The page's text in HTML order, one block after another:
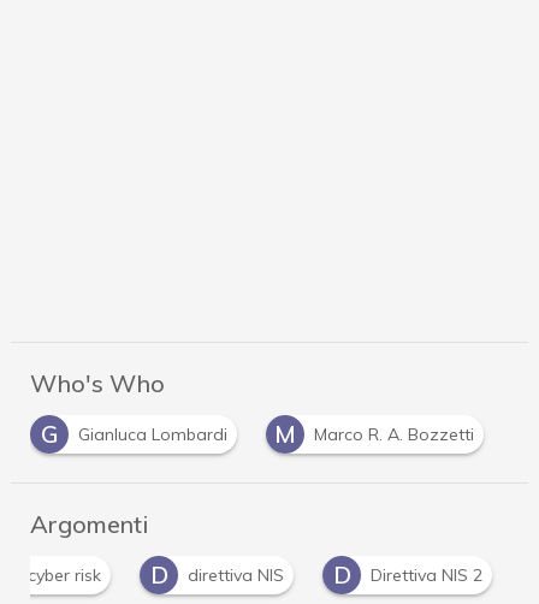
Who's Who
G
Gianluca Lombardi M Marco R. A. Bozzetti
Argomenti
D
direttiva NIS D Direttiva NIS 2 D DORA